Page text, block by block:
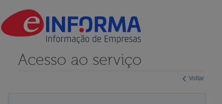
Voltar
Acesso ao serviço